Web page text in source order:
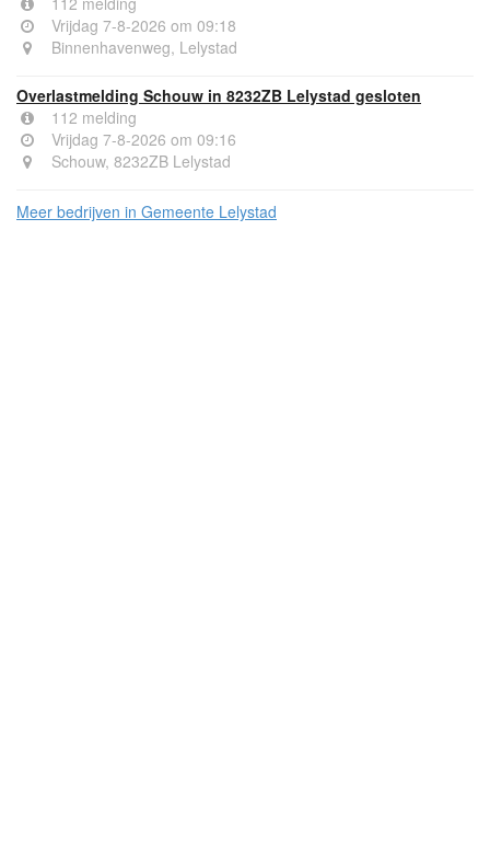
Vrijdag 7-8-2026 om 09:18
Binnenhavenweg, Lelystad
Overlastmelding Schouw in 8232ZB Lelystad gesloten
112 melding
Vrijdag 7-8-2026 om 09:16
Schouw, 8232ZB Lelystad
Meer bedrijven in Gemeente Lelystad